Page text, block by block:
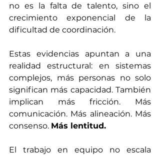
no es la falta de talento, sino el
crecimiento exponencial de la
dificultad de coordinación.
Estas evidencias apuntan a una
realidad estructural: en sistemas
complejos, más personas no solo
significan más capacidad. También
implican más fricción. Más
comunicación. Más alineación. Más
consenso. Más lentitud.
El trabajo en equipo no escala